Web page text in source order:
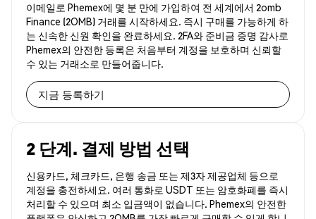
이메일로 Phemex에 몇 분 만에 가입하여 전 세계에서 2omb
Finance (2OMB) 거래를 시작하세요. 즉시 구매를 가능하게 하
는 신속한 신원 확인을 완료하세요. 2FA와 준비금 증명 감사로
Phemex의 안전한 등록은 처음부터 계정을 보호하며 신뢰할
수 있는 거래소로 만들어줍니다.
지금 등록하기
2 단계. 결제 방법 선택
신용카드, 체크카드, 은행 송금 또는 제3자 제공업체 등으로
계정을 충전하세요. 여러 통화로 USDT 또는 암호화폐를 즉시
처리할 수 있으며 최소 입금액이 없습니다. Phemex의 안전한